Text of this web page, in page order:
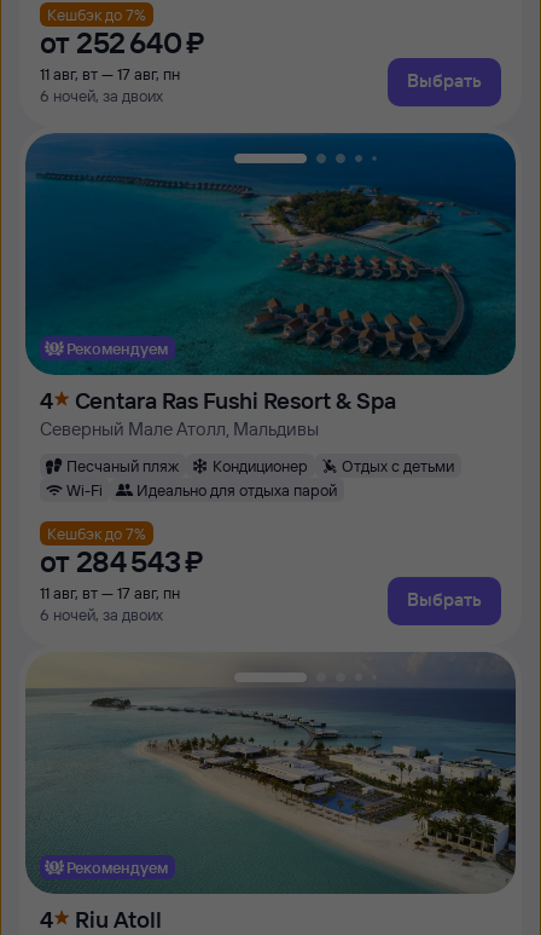
Кешбэк до 7%
от 252 ⁠640 ⁠₽
11 авг, вт — 17 авг, пн
6 ночей, за двоих
Выбрать
Рекомендуем
4 Centara Ras Fushi Resort & Spa
Северный Мале Атолл, Мальдивы
Песчаный пляж Кондиционер
Отдых с детьми
Wi-Fi
Идеально для отдыха парой
Кешбэк до 7%
от 284 ⁠543 ⁠₽
11 авг, вт — 17 авг, пн
6 ночей, за двоих
Выбрать
Рекомендуем
4 Riu Atoll